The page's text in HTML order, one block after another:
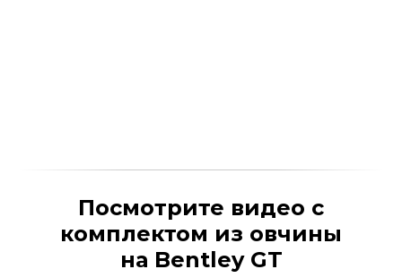
Посмотрите видео с
комплектом из овчины
на Bentley GT